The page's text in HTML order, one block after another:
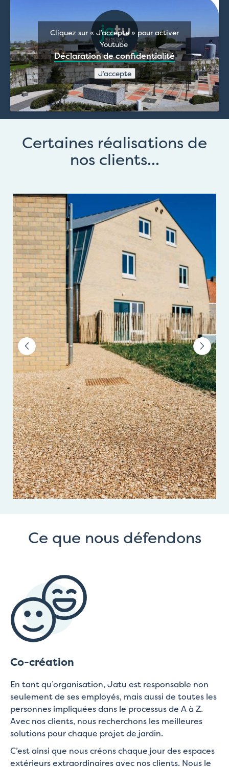
Cliquez sur « J’accepte » pour activer
Youtube
Déclaration de confidentialité
J’accepte
Certaines réalisations de
nos clients...
Ce que nous défendons
Co-création
En tant qu’organisation, Jatu est responsable non
seulement de ses employés, mais aussi de toutes les
personnes impliquées dans le processus de A à Z.
Avec nos clients, nous recherchons les meilleures
solutions pour chaque projet de jardin.
C’est ainsi que nous créons chaque jour des espaces
extérieurs extraordinaires avec nos clients. Nous le